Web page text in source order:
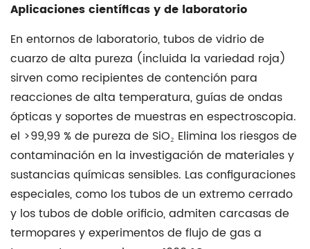
estructurales
de
vidrio
de
cuarzo
4.2
Instrumentos
analíticos
y
de
laboratorio
4.3
Productos
Aplicaciones científicas y de laboratorio
En entornos de laboratorio,tubos de vidrio de
cuarzo de alta pureza (incluida la variedad roja)
sirven como recipientes de contención para
reacciones de alta temperatura, guías de ondas
ópticas y soportes de muestras en espectroscopia.
el >99,99 % de pureza de SiO₂ Elimina los riesgos de
contaminación en la investigación de materiales y
sustancias químicas sensibles. Las configuraciones
especiales, como los tubos de un extremo cerrado
y los tubos de doble orificio, admiten carcasas de
termopares y experimentos de flujo de gas a